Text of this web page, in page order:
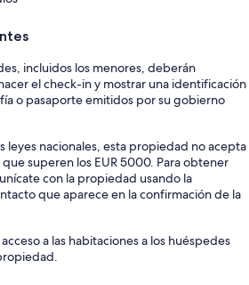
incluidos los menores, deberán
el check-in y mostrar una identificación
o pasaporte emitidos por su gobierno
leyes nacionales, esta propiedad no acepta
superen los EUR 5000. Para obtener
con la propiedad usando la
que aparece en la confirmación de la
a las habitaciones a los huéspedes